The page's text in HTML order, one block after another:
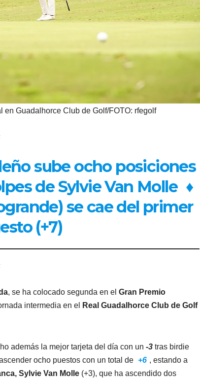
Guadalhorce Club de Golf/FOTO: rfegolf
sube ocho posiciones
de Sylvie Van Molle ♦
se cae del primer
(+7)
, se ha colocado segunda en el Gran Premio
intermedia en el
Real Guadalhorce Club de Golf
además la mejor tarjeta del día con un -3 tras birdie
ocho puestos con un total de +6 , estando a
Sylvie Van Molle (+3), que ha ascendido dos